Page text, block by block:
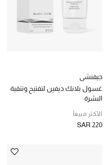
الجمال
الجديد في عالم الجمال
الأكثر مبيعاً
العطور
جيفنشي
غسول بلانك ديفين لتفتيح وتنقية
البشرة
الأكثر مبيعاً
SAR 220